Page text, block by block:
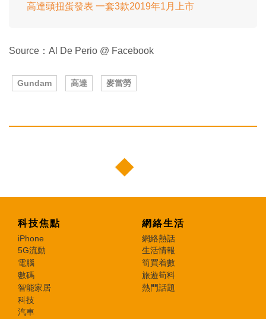
高達頭扭蛋發表 一套3款2019年1月上市
Source：Al De Perio @ Facebook
Gundam 高達 麥當勞
科技焦點
iPhone
5G流動
電腦
數碼
智能家居
科技
汽車
網絡生活
網絡熱話
生活情報
筍買着數
旅遊筍料
熱門話題